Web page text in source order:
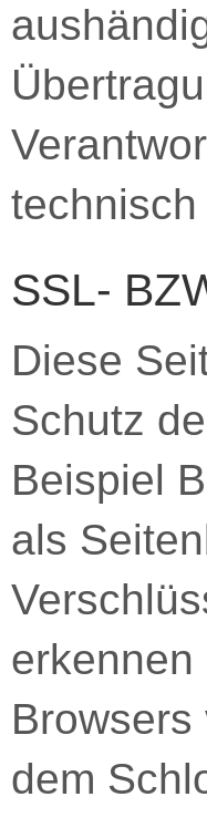
SSL-
Diese
Schutz
Beispiel
als
Browsers
dem